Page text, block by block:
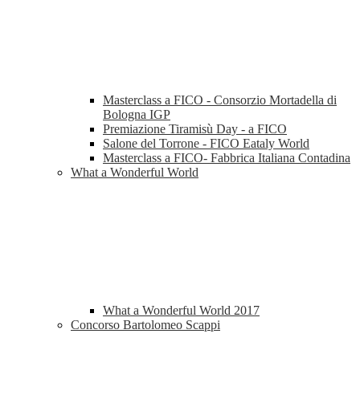
Masterclass a FICO - Consorzio Mortadella di
Bologna IGP
Premiazione Tiramisù Day - a FICO
Salone del Torrone - FICO Eataly World
Masterclass a FICO- Fabbrica Italiana Contadina
What a Wonderful World
What a Wonderful World 2017
Concorso Bartolomeo Scappi